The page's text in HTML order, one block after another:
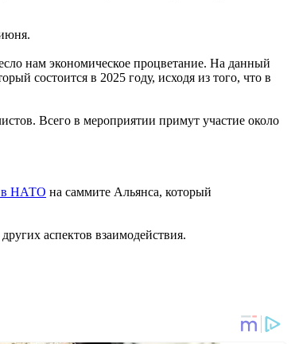
нам экономическое процветание. На данный
состоится в 2025 году, исходя из того, что в
Всего в мероприятии примут участие около
в НАТО на саммите Альянса, который
аспектов взаимодействия.